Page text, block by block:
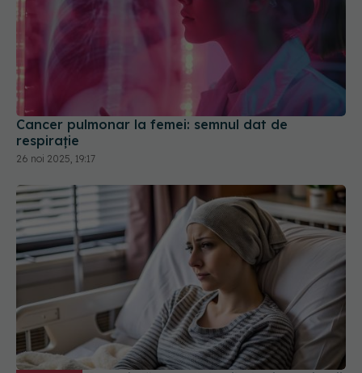
Cancer pulmonar la femei: semnul dat de
respirație
26 noi 2025, 19:17
EXCLUSIV
oncologici. Dr. Lucia Stănculeanu explică rolul
psihologului și psihiatrului în oncologie